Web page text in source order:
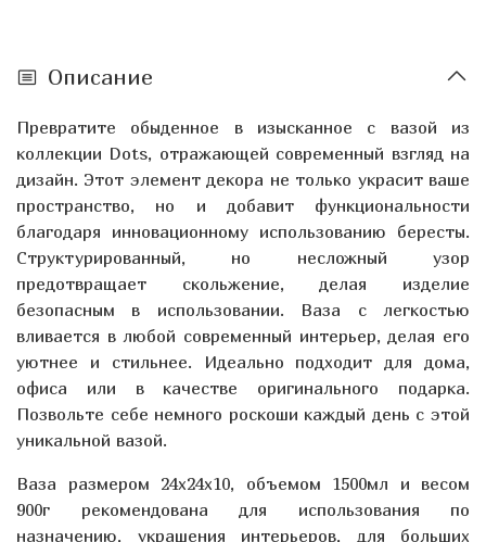
Описание
Превратите обыденное в изысканное с вазой из
коллекции Dots, отражающей современный взгляд на
дизайн. Этот элемент декора не только украсит ваше
пространство, но и добавит функциональности
благодаря инновационному использованию бересты.
Структурированный, но несложный узор
предотвращает скольжение, делая изделие
безопасным в использовании. Ваза с легкостью
вливается в любой современный интерьер, делая его
уютнее и стильнее. Идеально подходит для дома,
офиса или в качестве оригинального подарка.
Позвольте себе немного роскоши каждый день с этой
уникальной вазой.
Ваза размером 24х24х10, объемом 1500мл и весом
900г рекомендована для использования по
назначению, украшения интерьеров, для больших